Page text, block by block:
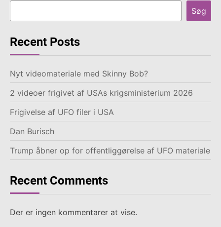
Søg
Recent Posts
Nyt videomateriale med Skinny Bob?
2 videoer frigivet af USAs krigsministerium 2026
Frigivelse af UFO filer i USA
Dan Burisch
Trump åbner op for offentliggørelse af UFO materiale
Recent Comments
Der er ingen kommentarer at vise.